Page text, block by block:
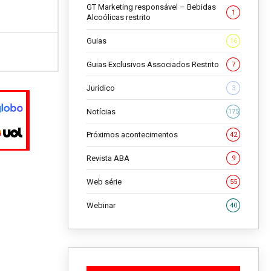
GT Marketing responsável – Bebidas
Alcoólicas restrito
1
Guias 16
Guias Exclusivos Associados Restrito 7
Jurídico 3
Notícias 175
Próximos acontecimentos 42
Revista ABA 9
Web série 55
Webinar 40